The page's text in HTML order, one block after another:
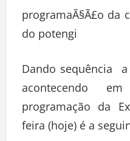
Dando sequência
acontecendo
programação da
feira (hoje) é a